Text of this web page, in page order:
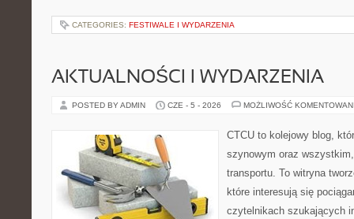
CATEGORIES: FESTIWALE I WYDARZENIA
AKTUALNOŚCI I WYDARZENIA
POSTED BY ADMIN CZE - 5 - 2026 MOŻLIWOŚĆ
CTCU to kolejowy blog,
szynowym oraz
transportu. To witryna
które interesują się
czytelnikach szukających